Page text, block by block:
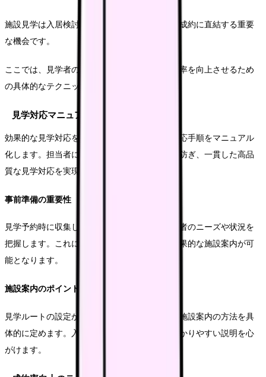
施設見学は入居検討の重要なステップであり、成約に直結する重要
な機会です。
ここでは、見学者の心に響く対応方法と、成約率を向上させるため
の具体的なテクニックについてご説明します。
見学対応マニュアルの整備
効果的な見学対応を実現するため、標準的な対応手順をマニュアル
化します。担当者による対応品質のばらつきを防ぎ、一貫した高品
質な見学対応を実現します。
事前準備の重要性
見学予約時に収集した情報を基に、個々の見学者のニーズや状況を
把握します。これにより、的確な情報提供と効果的な施設案内が可
能となります。
施設案内のポイント
見学ルートの設定から説明内容まで、効果的な施設案内の方法を具
体的に定めます。入居検討者の視点に立った分かりやすい説明を心
がけます。